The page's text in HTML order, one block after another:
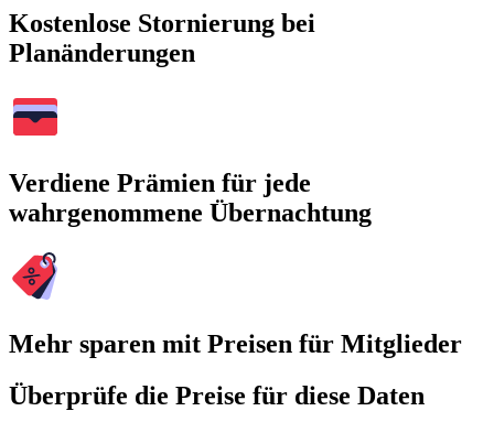
Kostenlose Stornierung bei
Planänderungen
Verdiene Prämien für jede
wahrgenommene Übernachtung
Mehr sparen mit Preisen für Mitglieder
Überprüfe die Preise für diese Daten